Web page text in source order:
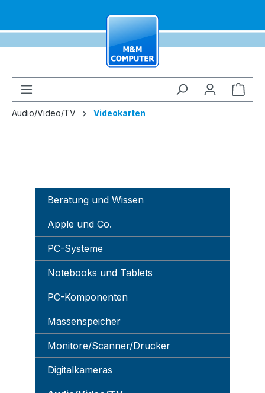
Audio/Video/TV Videokarten
Beratung und Wissen
Apple und Co.
PC-Systeme
Notebooks und Tablets
PC-Komponenten
Massenspeicher
Monitore/Scanner/Drucker
Digitalkameras